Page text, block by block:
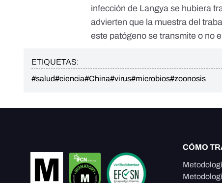
infección de Langya se hubiera
advierten que la muestra del
este patógeno se transmite o no
ETIQUETAS:
#salud#ciencia#China#virus#microbios#zoonosis
CÓMO